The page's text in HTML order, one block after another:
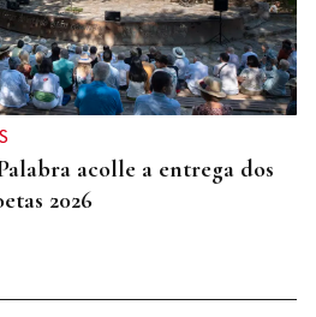
acolle a entrega dos
2026